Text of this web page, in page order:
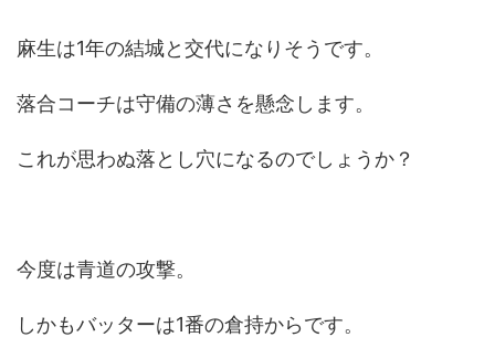
麻生は1年の結城と交代になりそうです。
落合コーチは守備の薄さを懸念します。
これが思わぬ落とし穴になるのでしょうか？
今度は青道の攻撃。
しかもバッターは1番の倉持からです。